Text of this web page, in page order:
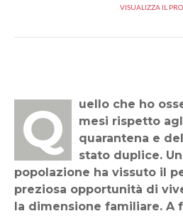
VISUALIZZA IL
Quello che ho osservato in questi
mesi rispetto
quarantena e
stato duplice.
popolazione ha vissuto il
preziosa opportunità di
la dimensione familiare. A